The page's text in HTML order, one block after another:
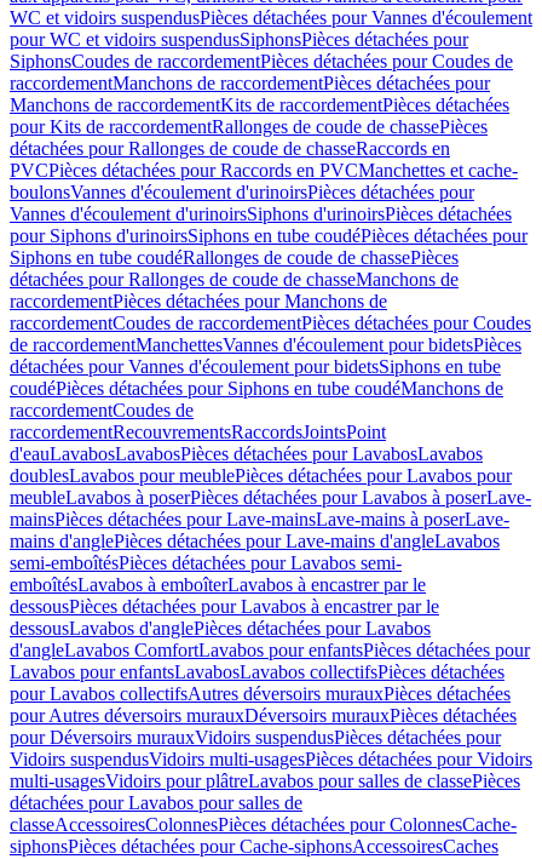
WC et vidoirs suspendusPièces détachées pour Vannes d'écoulement
pour WC et vidoirs suspendusSiphonsPièces détachées pour
SiphonsCoudes de raccordementPièces détachées pour Coudes de
raccordementManchons de raccordementPièces détachées pour
Manchons de raccordementKits de raccordementPièces détachées
pour Kits de raccordementRallonges de coude de chassePièces
détachées pour Rallonges de coude de chasseRaccords en
PVCPièces détachées pour Raccords en PVCManchettes et cache-
boulonsVannes d'écoulement d'urinoirsPièces détachées pour
Vannes d'écoulement d'urinoirsSiphons d'urinoirsPièces détachées
pour Siphons d'urinoirsSiphons en tube coudéPièces détachées pour
Siphons en tube coudéRallonges de coude de chassePièces
détachées pour Rallonges de coude de chasseManchons de
raccordementPièces détachées pour Manchons de
raccordementCoudes de raccordementPièces détachées pour Coudes
de raccordementManchettesVannes d'écoulement pour bidetsPièces
détachées pour Vannes d'écoulement pour bidetsSiphons en tube
coudéPièces détachées pour Siphons en tube coudéManchons de
raccordementCoudes de
raccordementRecouvrementsRaccordsJointsPoint
d'eauLavabosLavabosPièces détachées pour LavabosLavabos
doublesLavabos pour meublePièces détachées pour Lavabos pour
meubleLavabos à poserPièces détachées pour Lavabos à poserLave-
mainsPièces détachées pour Lave-mainsLave-mains à poserLave-
mains d'anglePièces détachées pour Lave-mains d'angleLavabos
semi-emboîtésPièces détachées pour Lavabos semi-
emboîtésLavabos à emboîterLavabos à encastrer par le
dessousPièces détachées pour Lavabos à encastrer par le
dessousLavabos d'anglePièces détachées pour Lavabos
d'angleLavabos ComfortLavabos pour enfantsPièces détachées pour
Lavabos pour enfantsLavabosLavabos collectifsPièces détachées
pour Lavabos collectifsAutres déversoirs murauxPièces détachées
pour Autres déversoirs murauxDéversoirs murauxPièces détachées
pour Déversoirs murauxVidoirs suspendusPièces détachées pour
Vidoirs suspendusVidoirs multi-usagesPièces détachées pour Vidoirs
multi-usagesVidoirs pour plâtreLavabos pour salles de classePièces
détachées pour Lavabos pour salles de
classeAccessoiresColonnesPièces détachées pour ColonnesCache-
siphonsPièces détachées pour Cache-siphonsAccessoiresCaches